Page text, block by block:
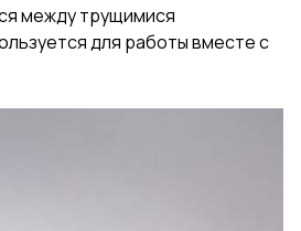
между трущимися
для работы вместе с